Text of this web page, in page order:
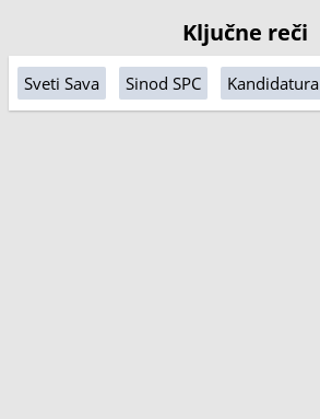
Ključne reči
Sveti Sava Sinod SPC Kandidatura